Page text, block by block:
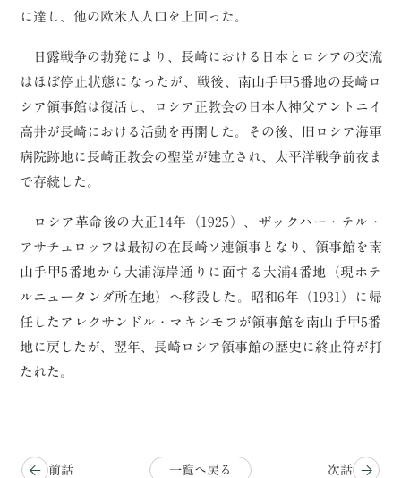
に達し、他の欧米人人口を上回った。
日露戦争の勃発により、長崎における日本とロシアの交流
はほぼ停止状態になったが、戦後、南山手甲5番地の長崎ロ
シア領事館は復活し、ロシア正教会の日本人神父アントニイ
高井が長崎における活動を再開した。その後、旧ロシア海軍
病院跡地に長崎正教会の聖堂が建立され、太平洋戦争前夜ま
で存続した。
ロシア革命後の大正14年（1925）、ザックハー・テル・
アサチュロッフは最初の在長崎ソ連領事となり、領事館を南
山手甲5番地から大浦海岸通りに面する大浦4番地（現ホテ
ルニュータンダ所在地）へ移設した。昭和6年（1931）に帰
任したアレクサンドル・マキシモフが領事館を南山手甲5番
地に戻したが、翌年、長崎ロシア領事館の歴史に終止符が打
たれた。
前話 次話
一覧へ戻る